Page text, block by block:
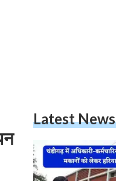
Latest News